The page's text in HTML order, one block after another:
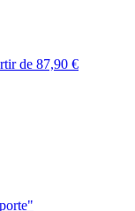
de 87,90 €